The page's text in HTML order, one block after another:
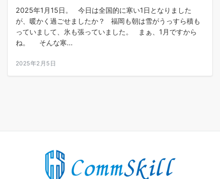
2025年1月15日。 今日は全国的に寒い1日となりました
が、暖かく過ごせましたか？ 福岡も朝は雪がうっすら積も
っていまして、氷も張っていました。 まぁ、1月ですから
ね。 そんな寒...
2025年2月5日